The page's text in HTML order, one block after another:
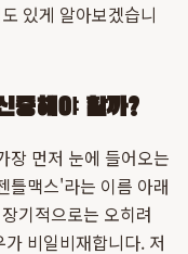
있게 알아보겠습니
중해야 할까?
장 먼저 눈에 들어오는
틀맥스'라는 이름 아래
기적으로는 오히려
비일비재합니다. 저